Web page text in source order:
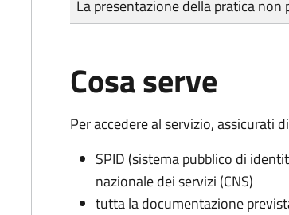
La presentazione della pratica
Cosa serve
Per accedere al servizio, assicurati
SPID (sistema pubblico di
nazionale dei servizi (CNS)
tutta la documentazione